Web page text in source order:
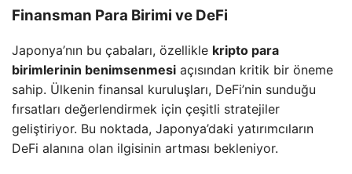
Finansman Para Birimi ve DeFi
Japonya’nın bu çabaları, özellikle kripto para
birimlerinin benimsenmesi açısından kritik bir öneme
sahip. Ülkenin finansal kuruluşları, DeFi’nin sunduğu
fırsatları değerlendirmek için çeşitli stratejiler
geliştiriyor. Bu noktada, Japonya’daki yatırımcıların
DeFi alanına olan ilgisinin artması bekleniyor.